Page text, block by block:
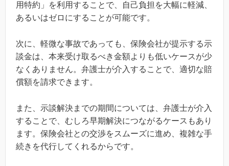
用特約」を利用することで、自己負担を大幅に軽減、
あるいはゼロにすることが可能です。
次に、軽微な事故であっても、保険会社が提示する示
談金は、本来受け取るべき金額よりも低いケースが少
なくありません。弁護士が介入することで、適切な賠
償額を請求できます。
また、示談解決までの期間については、弁護士が介入
することで、むしろ早期解決につながるケースもあり
ます。保険会社との交渉をスムーズに進め、複雑な手
続きを代行してくれるからです。